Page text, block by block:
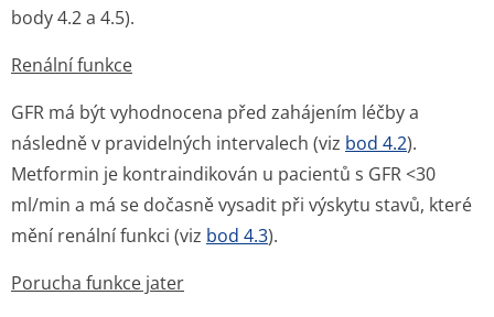
body 4.2 a 4.5).
Renální funkce
GFR má být vyhodnocena před zahájením léčby a
následně v pravidelných intervalech (viz bod 4.2).
Metformin je kontraindikován u pacientů s GFR <30
ml/min a má se dočasně vysadit při výskytu stavů, které
mění renální funkci (viz bod 4.3).
Porucha funkce jater